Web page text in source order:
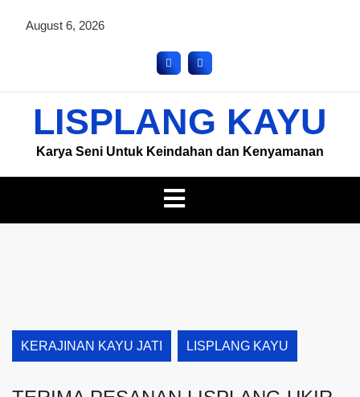
August 6, 2026
LISPLANG KAYU
Karya Seni Untuk Keindahan dan Kenyamanan
KERAJINAN KAYU JATI LISPLANG KAYU